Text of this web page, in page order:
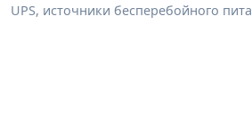
UPS, источники бесперебойного